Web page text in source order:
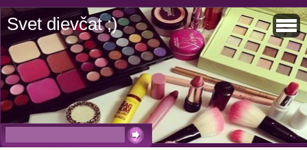
Svet dievčat ;)